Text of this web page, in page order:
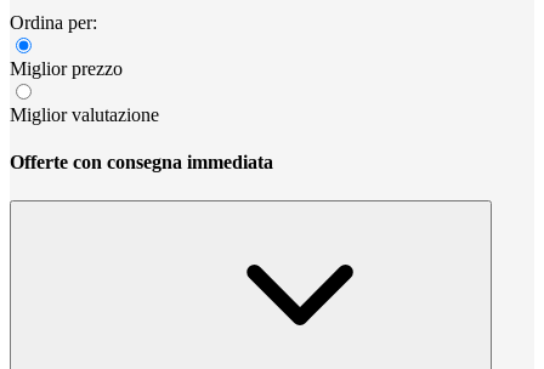
Ordina per:
Miglior prezzo
Miglior valutazione
Offerte con consegna immediata